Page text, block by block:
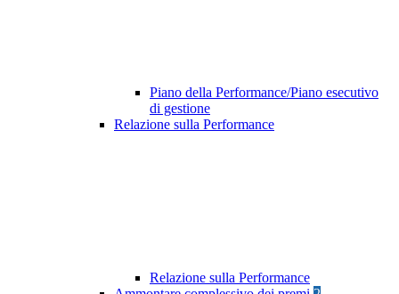
Piano della Performance/Piano esecutivo
di gestione
Relazione sulla Performance
Relazione sulla Performance